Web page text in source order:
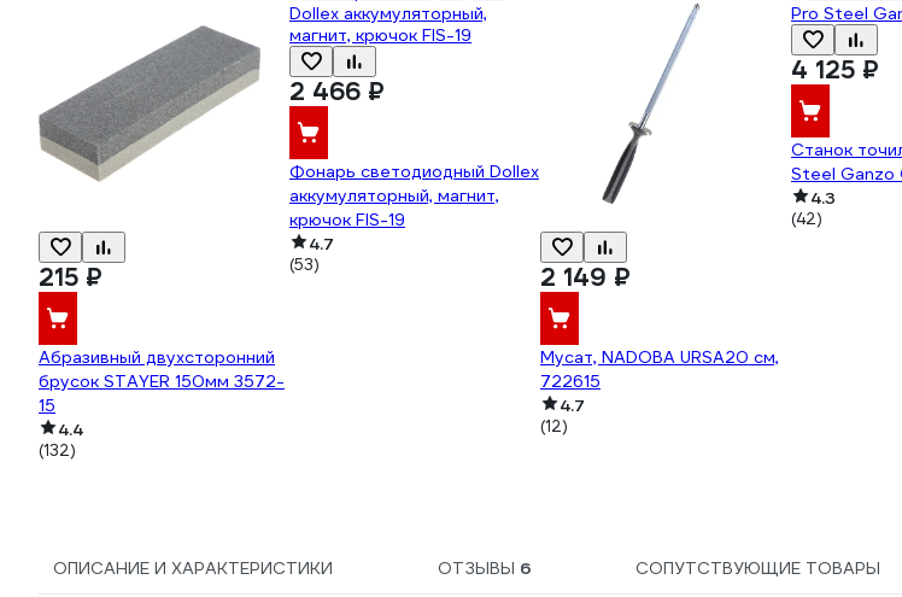
215 ₽
Абразивный двухсторонний
брусок STAYER 150мм 3572-
15
4.4
(132)
2 466 ₽
Фонарь светодиодный Dollex
аккумуляторный, магнит,
крючок FIS-19
4.7
(53) 2 149 ₽
Мусат, NADOBA URSA20 см,
722615
4.7
(12)
4 125 ₽
Станок
Steel Ganzo
4.3
(42)
ОПИСАНИЕ И ХАРАКТЕРИСТИКИ ОТЗЫВЫ 6 СОПУТСТВУЮЩИЕ ТОВАРЫ